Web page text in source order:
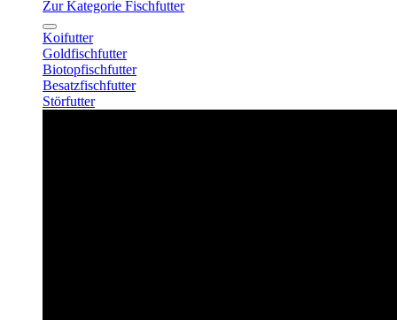
Zur Kategorie Fischfutter
Koifutter
Goldfischfutter
Biotopfischfutter
Besatzfischfutter
Störfutter